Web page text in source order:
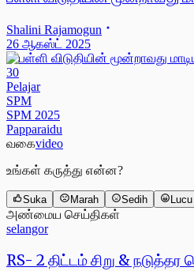
Shalini Rajamogun
26 ஆகஸ்ட் 2025
30
Pelajar
SPM
SPM 2025
Papparaidu
வகைvideo
உங்கள் கருத்து என்ன?
Suka Marah Sedih Lucu
அண்மைய செய்திகள்
selangor
RS- 2 திட்டம் சிறு &